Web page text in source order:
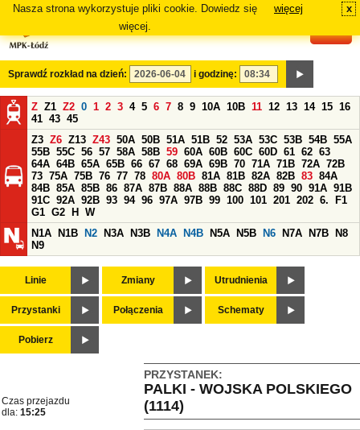
Nasza strona wykorzystuje pliki cookie. Dowiedz się
więcej.
więcej x
Sprawdź rozkład na dzień: i godzinę:
Z Z1 Z2 0 1 2 3 4 5 6 7 8 9 10A 10B 11 12 13 14 15 16
41 43 45
Z3 Z6 Z13 Z43 50A 50B 51A 51B 52 53A 53C 53B 54B 55A
55B 55C 56 57 58A 58B 59 60A 60B 60C 60D 61 62 63
64A 64B 65A 65B 66 67 68 69A 69B 70 71A 71B 72A 72B
73 75A 75B 76 77 78 80A 80B 81A 81B 82A 82B 83 84A
84B 85A 85B 86 87A 87B 88A 88B 88C 88D 89 90 91A 91B
91C 92A 92B 93 94 96 97A 97B 99 100 101 201 202 6.
F1
G1 G2 H
W
N1A
N1B N2 N3A N3B N4A N4B N5A N5B N6 N7A N7B
N8
N9
Linie Zmiany Utrudnienia
Przystanki Połączenia Schematy
Pobierz
PRZYSTANEK:
PALKI - WOJSKA POLSKIEGO
(1114)
Czas przejazdu
dla: 15:25